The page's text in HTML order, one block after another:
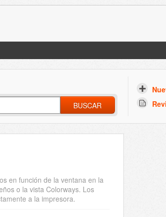
BUSCAR
en función de la ventana en la
o la vista Colorways. Los
a la impresora.